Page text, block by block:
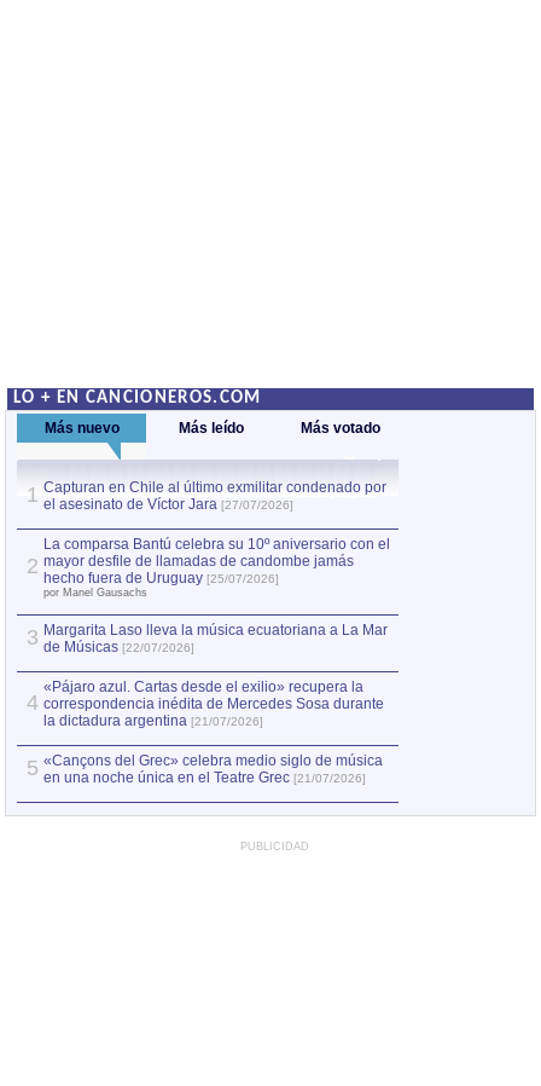
LO + EN CANCIONEROS.COM
Más nuevo Más leído Más votado
1 Capturan en Chile al último exmilitar condenado por
el asesinato de Víctor Jara [27/07/2026]
2
La comparsa Bantú celebra su 10º aniversario con el
mayor desfile de llamadas de candombe jamás
hecho fuera de Uruguay [25/07/2026]
por Manel Gausachs
3 Margarita Laso lleva la música ecuatoriana a La Mar
de Músicas [22/07/2026]
4
«Pájaro azul. Cartas desde el exilio» recupera la
correspondencia inédita de Mercedes Sosa durante
la dictadura argentina [21/07/2026]
5 «Cançons del Grec» celebra medio siglo de música
en una noche única en el Teatre Grec [21/07/2026]
PUBLICIDAD